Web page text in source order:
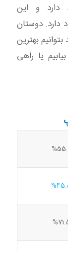
دارد و این
دارد. دوستان
بهترین
یا راهی